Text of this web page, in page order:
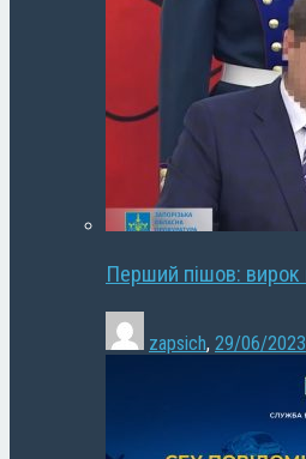
Перший пішов: вирок
zapsich, 29/06/2023